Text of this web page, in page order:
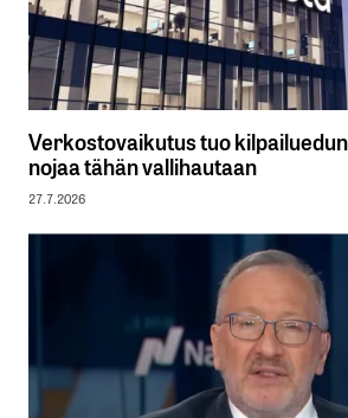
Verkostovaikutus tuo
nojaa tähän vallihautaan
27.7.2026